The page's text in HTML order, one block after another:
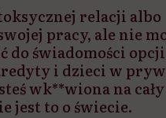
relacji albo
pracy, ale nie
do świadomości
i dzieci w
wk**wiona na
jest to o świecie.